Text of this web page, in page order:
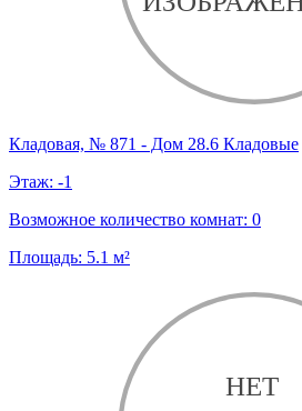
Кладовая, № 871 - Дом 28.6 Кладовые
Этаж: -1
Возможное количество комнат: 0
Площадь: 5.1 м²